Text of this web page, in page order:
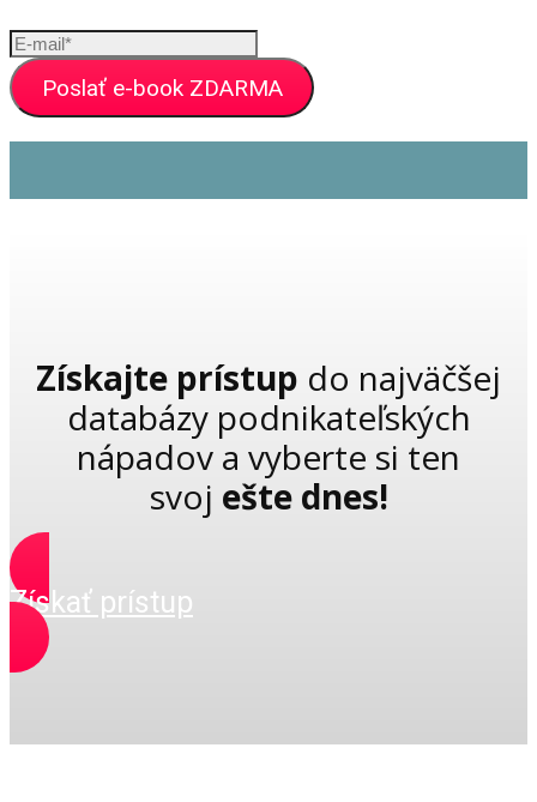
Poslať e-book ZDARMA
Získajte prístup do najväčšej
databázy podnikateľských
nápadov a vyberte si ten
svoj ešte dnes!
Získať prístup